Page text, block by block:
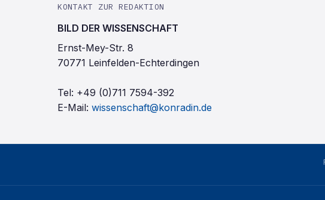
KONTAKT ZUR REDAKTION
BILD DER WISSENSCHAFT
Ernst-Mey-Str. 8
70771 Leinfelden-Echterdingen
Tel: +49 (0)711 7594-392
E-Mail: wissenschaft@konradin.de